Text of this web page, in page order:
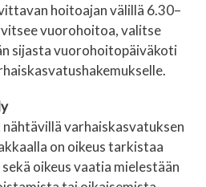
hoitoajan välillä 6.30–
vuorohoitoa, valitse
sijasta vuorohoitopäiväkoti
varhaiskasvatuksen
on oikeus tarkistaa
oikeus vaatia mielestään